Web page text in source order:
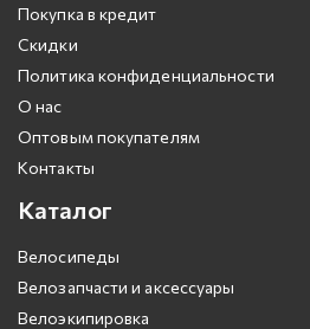
Покупка в кредит
Скидки
Политика конфиденциальности
О нас
Оптовым покупателям
Контакты
Каталог
Велосипеды
Велозапчасти и аксессуары
Велоэкипировка